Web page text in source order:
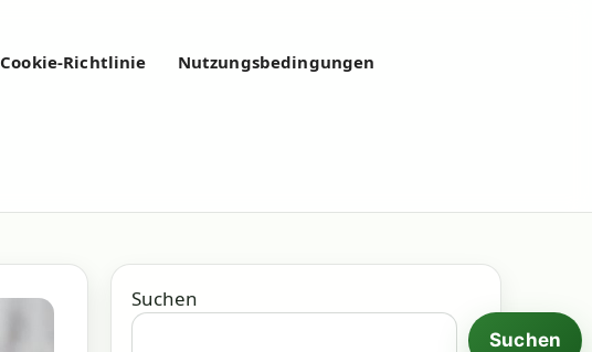
Cookie-Richtlinie Nutzungsbedingungen
Suchen
Suchen